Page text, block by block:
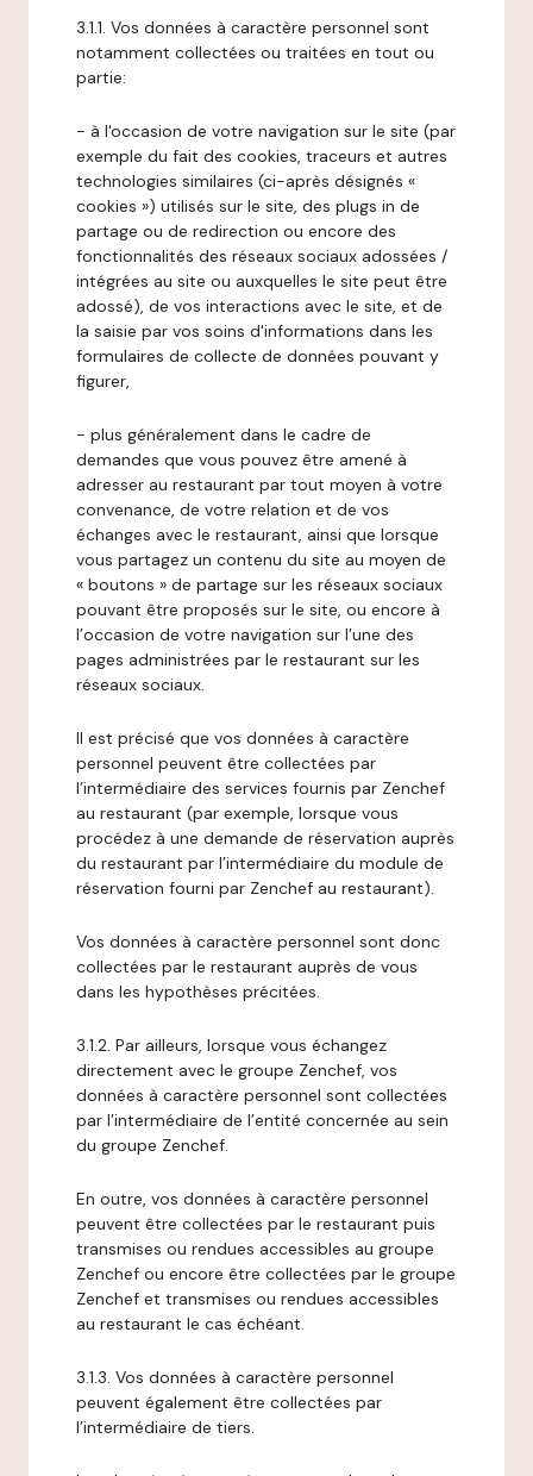
3.1.1. Vos données à caractère personnel sont
notamment collectées ou traitées en tout ou
partie:
- à l'occasion de votre navigation sur le site (par
exemple du fait des cookies, traceurs et autres
technologies similaires (ci-après désignés «
cookies ») utilisés sur le site, des plugs in de
partage ou de redirection ou encore des
fonctionnalités des réseaux sociaux adossées /
intégrées au site ou auxquelles le site peut être
adossé), de vos interactions avec le site, et de
la saisie par vos soins d'informations dans les
formulaires de collecte de données pouvant y
figurer,
- plus généralement dans le cadre de
demandes que vous pouvez être amené à
adresser au restaurant par tout moyen à votre
convenance, de votre relation et de vos
échanges avec le restaurant, ainsi que lorsque
vous partagez un contenu du site au moyen de
« boutons » de partage sur les réseaux sociaux
pouvant être proposés sur le site, ou encore à
l’occasion de votre navigation sur l’une des
pages administrées par le restaurant sur les
réseaux sociaux.
Il est précisé que vos données à caractère
personnel peuvent être collectées par
l’intermédiaire des services fournis par Zenchef
au restaurant (par exemple, lorsque vous
procédez à une demande de réservation auprès
du restaurant par l’intermédiaire du module de
réservation fourni par Zenchef au restaurant).
Vos données à caractère personnel sont donc
collectées par le restaurant auprès de vous
dans les hypothèses précitées.
3.1.2. Par ailleurs, lorsque vous échangez
directement avec le groupe Zenchef, vos
données à caractère personnel sont collectées
par l’intermédiaire de l’entité concernée au sein
du groupe Zenchef.
En outre, vos données à caractère personnel
peuvent être collectées par le restaurant puis
transmises ou rendues accessibles au groupe
Zenchef ou encore être collectées par le groupe
Zenchef et transmises ou rendues accessibles
au restaurant le cas échéant.
3.1.3. Vos données à caractère personnel
peuvent également être collectées par
l’intermédiaire de tiers.